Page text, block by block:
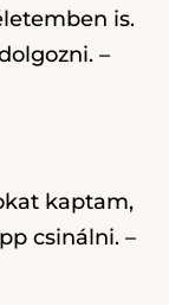
is.
–
kaptam,
csinálni. –